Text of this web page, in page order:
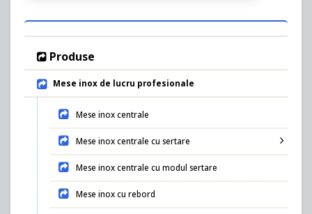
Produse
Mese inox de lucru profesionale
Mese inox centrale
Mese inox centrale cu sertare
Mese inox centrale cu modul sertare
Mese inox cu rebord